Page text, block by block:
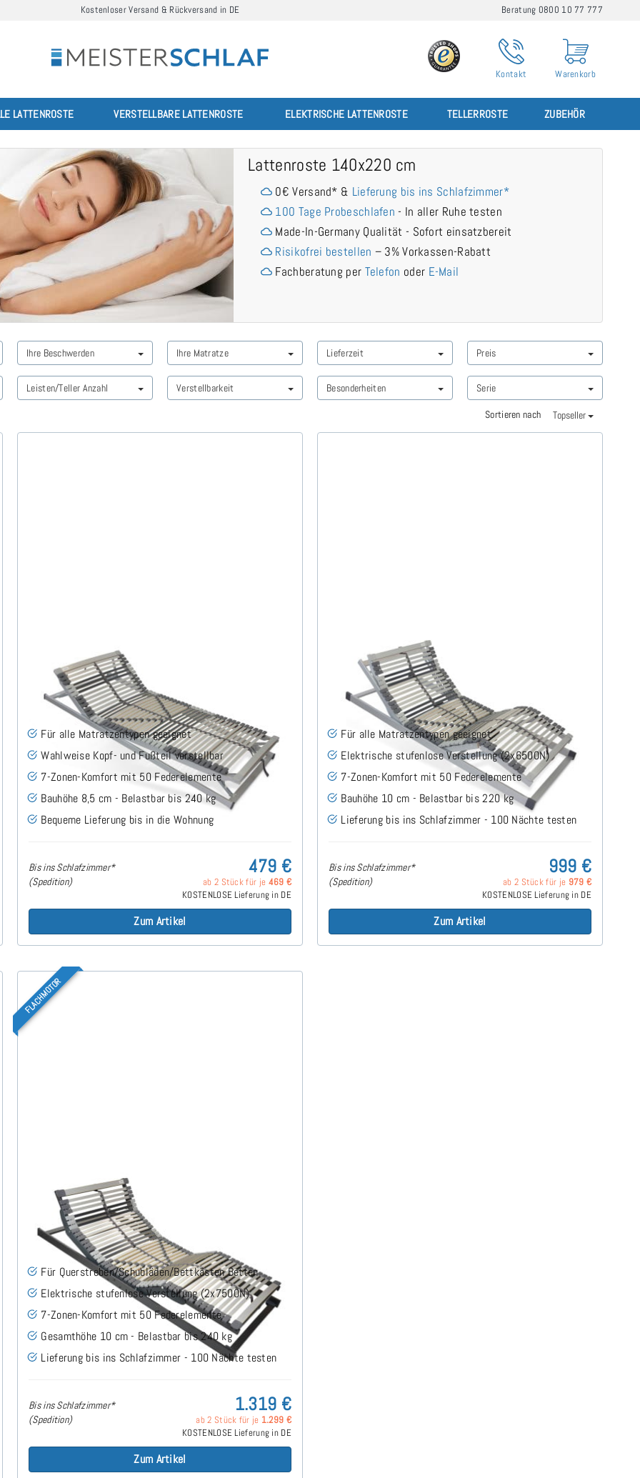
Kostenloser Versand & Rückversand in DE Beratung 0800 10 77 777
Kontakt Warenkorb
LATTENROSTE VERSTELLBARE LATTENROSTE ELEKTRISCHE LATTENROSTE TELLERROSTE ZUBEHÖR
Lattenroste 140x220 cm
0€ Versand* & Lieferung bis ins Schlafzimmer*
100 Tage Probeschlafen - In aller Ruhe testen
Made-In-Germany Qualität - Sofort einsatzbereit
Risikofrei bestellen – 3% Vorkassen-Rabatt
Fachberatung per Telefon oder E-Mail
Ihre Beschwerden Ihre Matratze Lieferzeit Preis
Leisten/Teller Anzahl Verstellbarkeit Besonderheiten Serie
Sortieren nach Topseller
Nimbo 44 KFV - Lattenrost 140x220 cm
(76)
Für alle Matratzentypen geeignet
Wahlweise Kopf- und Fußteil verstellbar
7-Zonen-Komfort mit 50 Federelemente
Bauhöhe 8,5 cm - Belastbar bis 240 kg
Bequeme Lieferung bis in die Wohnung
Bis ins Schlafzimmer*
(Spedition)
479 €
ab 2 Stück für je 469 €
KOSTENLOSE Lieferung in DE
Zum Artikel
Nimbo 44 EKFV - Lattenrost 140x220 cm
Für alle Matratzentypen geeignet
Elektrische stufenlose Verstellung (2x6500N)
7-Zonen-Komfort mit 50 Federelemente
Bauhöhe 10 cm - Belastbar bis 220 kg
Lieferung bis ins Schlafzimmer - 100 Nächte testen
Bis ins Schlafzimmer*
(Spedition)
999 €
ab 2 Stück für je 979 €
KOSTENLOSE Lieferung in DE
Zum Artikel
FLACHMOTOR
Nimbo 44 EKFV Flach - Lattenrost 140x220 cm
Für Querstreben/Schubläden/Bettkästen Betten
Elektrische stufenlose Verstellung (2x7500N)
7-Zonen-Komfort mit 50 Federelemente
Gesamthöhe 10 cm - Belastbar bis 240 kg
Lieferung bis ins Schlafzimmer - 100 Nächte testen
Bis ins Schlafzimmer*
(Spedition)
1.319 €
ab 2 Stück für je 1.299 €
KOSTENLOSE Lieferung in DE
Zum Artikel